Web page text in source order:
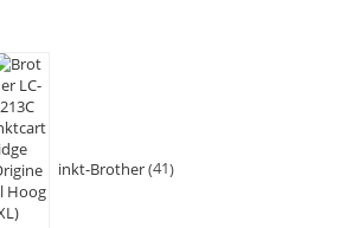
inkt-Brother 41